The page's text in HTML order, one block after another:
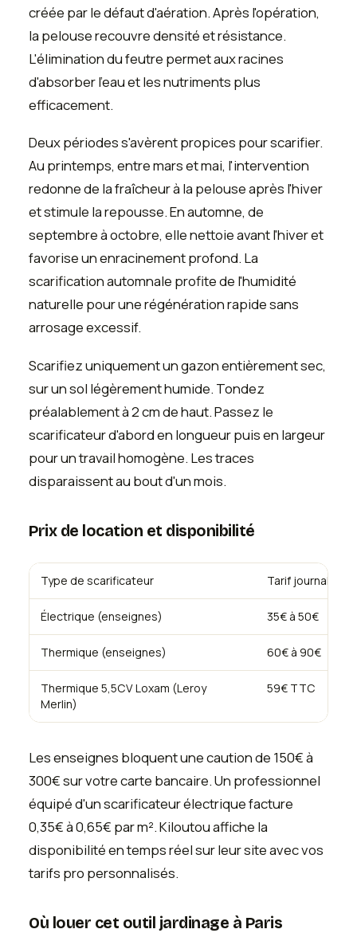
créée par le défaut d'aération. Après l'opération,
la pelouse recouvre densité et résistance.
L'élimination du feutre permet aux racines
d'absorber l'eau et les nutriments plus
efficacement.
Deux périodes s'avèrent propices pour scarifier.
Au printemps, entre mars et mai, l'intervention
redonne de la fraîcheur à la pelouse après l'hiver
et stimule la repousse. En automne, de
septembre à octobre, elle nettoie avant l'hiver et
favorise un enracinement profond. La
scarification automnale profite de l'humidité
naturelle pour une régénération rapide sans
arrosage excessif.
Scarifiez uniquement un gazon entièrement sec,
sur un sol légèrement humide. Tondez
préalablement à 2 cm de haut. Passez le
scarificateur d'abord en longueur puis en largeur
pour un travail homogène. Les traces
disparaissent au bout d'un mois.
Prix de location et disponibilité
Type de scarificateur Tarif journalier
Électrique (enseignes) 35€ à 50€
Thermique (enseignes) 60€ à 90€
Thermique 5,5CV Loxam (Leroy
Merlin)
59€ TTC
Les enseignes bloquent une caution de 150€ à
300€ sur votre carte bancaire. Un professionnel
équipé d'un scarificateur électrique facture
0,35€ à 0,65€ par m². Kiloutou affiche la
disponibilité en temps réel sur leur site avec vos
tarifs pro personnalisés.
Où louer cet outil jardinage à Paris